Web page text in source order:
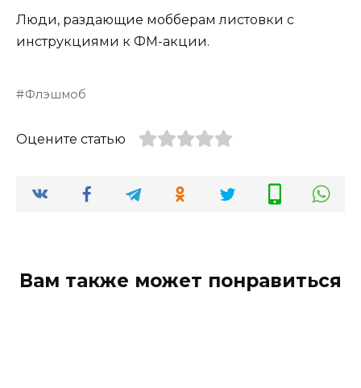
Люди, раздающие мобберам листовки с
инструкциями к ФМ-акции.
Флэшмоб
Оцените статью
Вам также может понравиться